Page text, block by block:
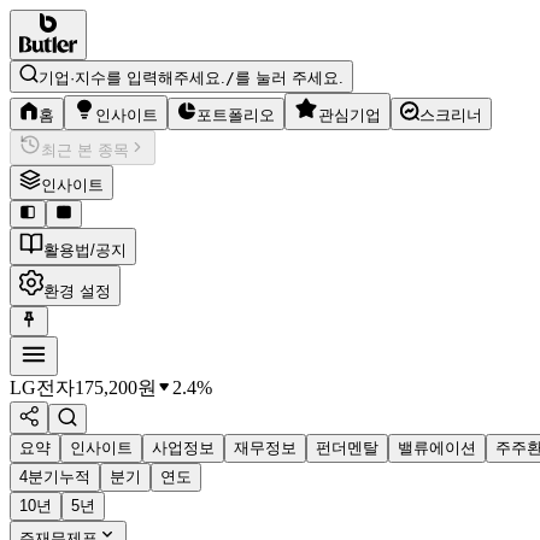
기업·지수를 입력해주세요./를 눌러 주세요.
홈 인사이트 포트폴리오 관심기업
스크리너
최근 본 종목
인사이트
활용법/공지
환경 설정
LG전자175,200원 2.4%
요약 인사이트 사업정보 재무정보 펀더멘탈 밸류에이션 주주
4분기누적
분기
연도
10년
5년